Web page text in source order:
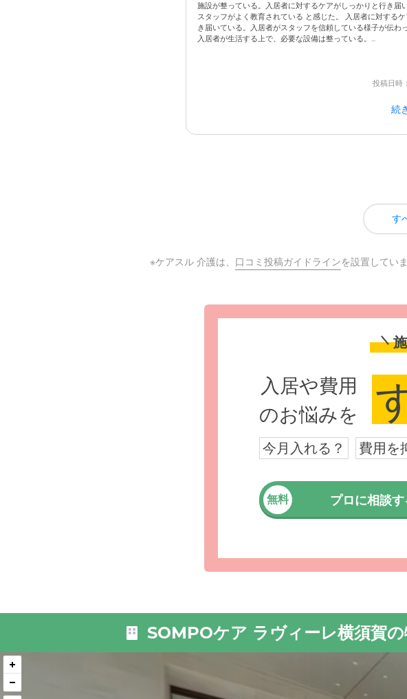
施設が整っている。入居者に対するケアがしっかりと行き届い
スタッフがよく教育されている と感じた。 入居者に対する
き届いている。入居者がスタッフを信頼している様子が伝わっ
入居者が生活する上で、必要な設備は整っている。...
投稿日時
続
す
※ケアスル 介護は、 口コミ投稿ガイドラインを設置してい
入居や費用
のお悩みを
今月入れる？ 費用を
無料 プロに相談す
SOMPOケア ラヴィーレ横須賀